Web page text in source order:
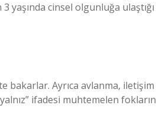
cinsel olgunluğa ulaştığı
bakarlar. Ayrıca avlanma, iletişim
ifadesi muhtemelen fokların